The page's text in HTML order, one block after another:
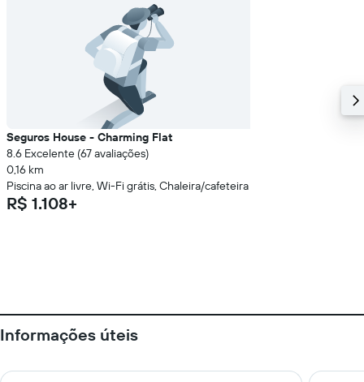
Seguros House - Charming Flat
8.6 Excelente (67 avaliações)
0,16 km
Piscina ao ar livre, Wi-Fi grátis, Chaleira/cafeteira
R$ 1.108+
Informações úteis